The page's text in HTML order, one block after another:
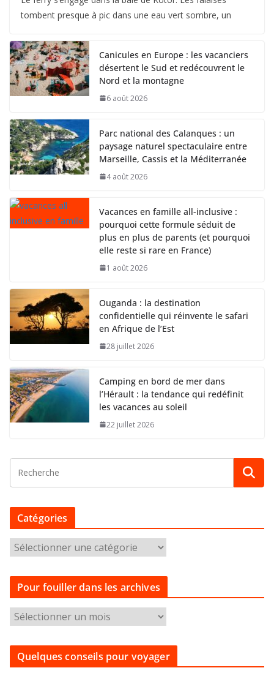
tombent presque à pic dans une eau vert sombre, un
Canicules en Europe : les vacanciers
désertent le Sud et redécouvrent le
Nord et la montagne
6 août 2026
Parc national des Calanques : un
paysage naturel spectaculaire entre
Marseille, Cassis et la Méditerranée
4 août 2026
Vacances en famille all-inclusive :
pourquoi cette formule séduit de
plus en plus de parents (et pourquoi
elle reste si rare en France)
1 août 2026
Ouganda : la destination
confidentielle qui réinvente le safari
en Afrique de l’Est
28 juillet 2026
Camping en bord de mer dans
l’Hérault : la tendance qui redéfinit
les vacances au soleil
22 juillet 2026
Catégories
a
t
g
e
Pour fouiller dans les archives
o
u
Quelques conseils pour voyager